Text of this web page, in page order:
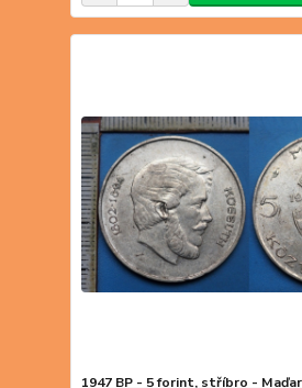
1947 BP - 5 forint, stříbro -